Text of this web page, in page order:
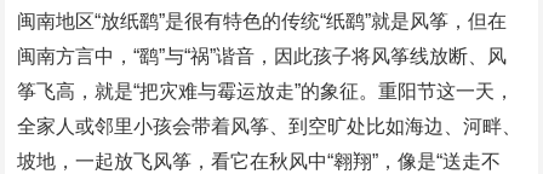
闽南地区“放纸鹞”是很有特色的传统“纸鹞”就是风筝，但在
闽南方言中，“鹞”与“祸”谐音，因此孩子将风筝线放断、风
筝飞高，就是“把灾难与霉运放走”的象征。重阳节这一天，
全家人或邻里小孩会带着风筝、到空旷处比如海边、河畔、
坡地，一起放飞风筝，看它在秋风中“翱翔”，像是“送走不